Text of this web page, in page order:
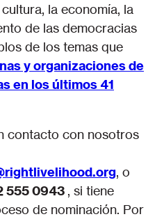
la economía, la
de las democracias
de los temas que
y organizaciones de
en los últimos 41
contacto con nosotros
, o
555 0943 , si tiene
de nominación. Por